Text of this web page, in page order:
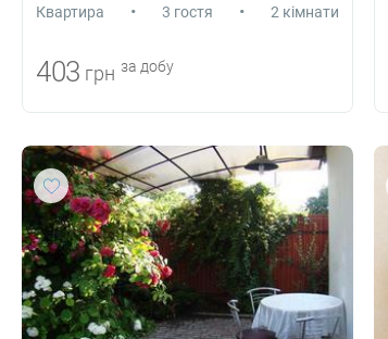
Квартира • 3 гостя • 2 кімнати
403 грн за добу